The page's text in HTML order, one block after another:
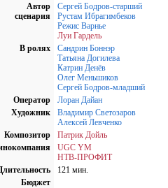
Автор
сценария
Сергей Бодров-старший
Рустам Ибрагимбеков
Режис Варнье
Луи Гардель
В ролях
Сандрин Боннэр
Татьяна Догилева
Катрин Денёв
Олег Меньшиков
Сергей Бодров-младший
Оператор
Лоран Дайан
Художник
Владимир Светозаров
Алексей Левченко
Композитор
Патрик Дойль
UGC YM
НТВ-ПРОФИТ
121 мин.
Бюджет